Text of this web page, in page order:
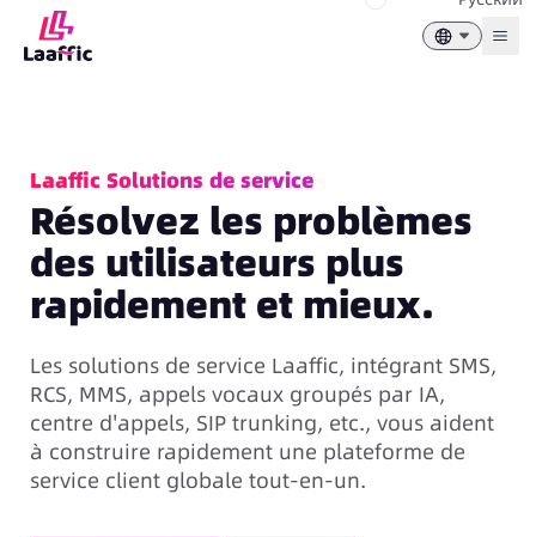
Laaffic Solutions de service
Résolvez les problèmes
des utilisateurs plus
rapidement et mieux.
Les solutions de service Laaffic, intégrant SMS,
RCS, MMS, appels vocaux groupés par IA,
centre d'appels, SIP trunking, etc., vous aident
à construire rapidement une plateforme de
service client globale tout-en-un.